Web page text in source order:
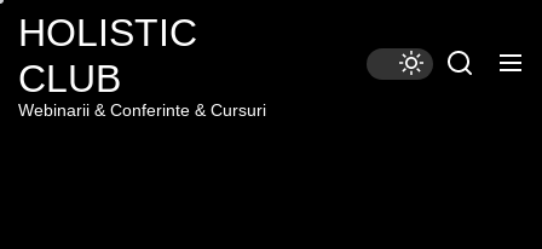
the
content
HOLISTIC
CLUB
Webinarii & Conferinte & Cursuri